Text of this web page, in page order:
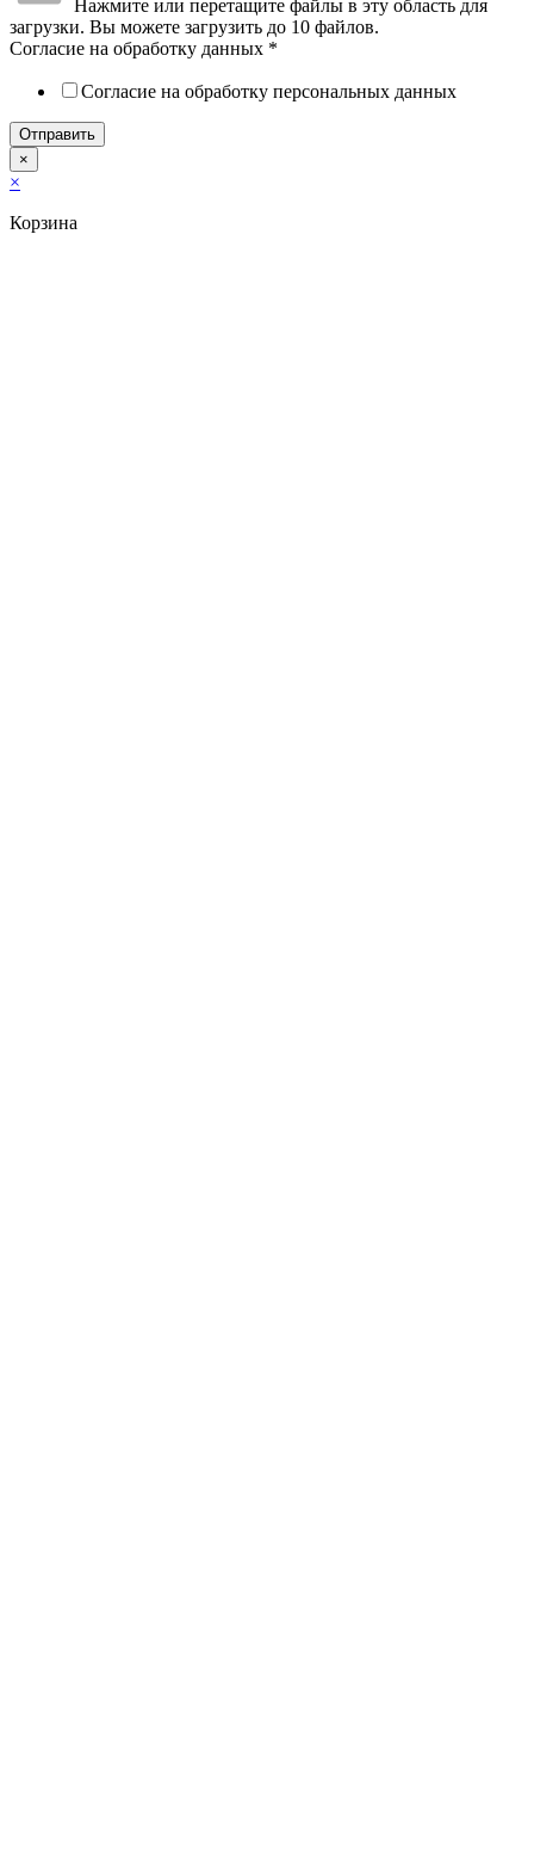
Нажмите или перетащите файлы в эту область для
загрузки. Вы можете загрузить до 10 файлов.
Согласие на обработку данных *
Согласие на обработку персональных данных
Отправить
×
×
Корзина